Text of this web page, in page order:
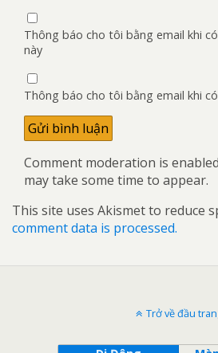
Thông báo cho tôi bằng email khi
này
Thông báo cho tôi bằng email khi
Comment moderation is
may take some time to appear.
This site uses Akismet to reduce
comment data is processed.
Trở về đầu